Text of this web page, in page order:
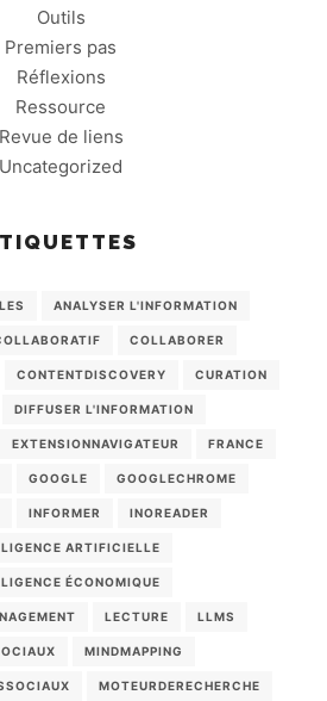
Outils
Premiers pas
Réflexions
Ressource
Revue de liens
Uncategorized
ANALYSER L'INFORMATION
COLLABORER
CONTENTDISCOVERY CURATION
DIFFUSER L'INFORMATION
EXTENSIONNAVIGATEUR FRANCE
GOOGLE GOOGLECHROME
INFORMER INOREADER
ARTIFICIELLE
ÉCONOMIQUE
LECTURE LLMS
MINDMAPPING
MOTEURDERECHERCHE